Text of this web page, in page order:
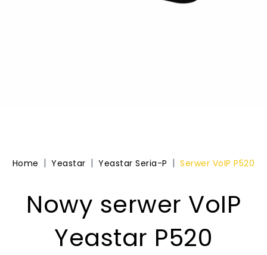
Home Yeastar Yeastar Seria-P Serwer VoIP P520
Nowy serwer VoIP
Yeastar P520